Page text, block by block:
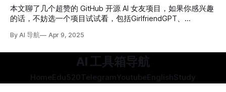
本文聊了几个超赞的 GitHub 开源 AI 女友项目，如果你感兴趣
的话，不妨选一个项目试试看，包括GirlfriendGPT、
By AI 导航 Apr 9, 2025
AI 工具箱导航
HomeEdu520TelegramYoutubeEnglishStudy